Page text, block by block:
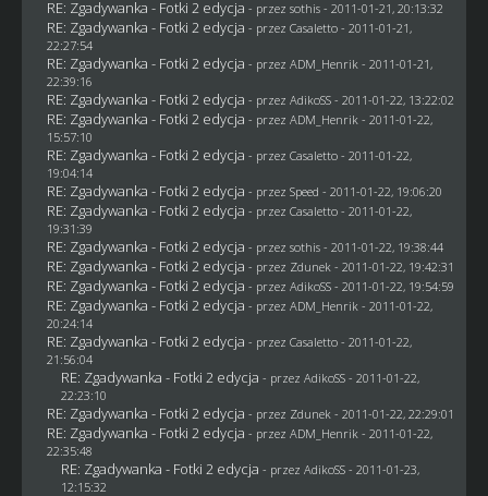
RE: Zgadywanka - Fotki 2 edycja - przez sothis- 2011-01-21, 20:13:32
RE: Zgadywanka - Fotki 2 edycja - przez Casaletto- 2011-01-21,
22:27:54
RE: Zgadywanka - Fotki 2 edycja - przez ADM_Henrik - 2011-01-21,
22:39:16
RE: Zgadywanka - Fotki 2 edycja - przez AdikoSS - 2011-01-22, 13:22:02
RE: Zgadywanka - Fotki 2 edycja - przez ADM_Henrik - 2011-01-22,
15:57:10
RE: Zgadywanka - Fotki 2 edycja - przez Casaletto- 2011-01-22,
19:04:14
RE: Zgadywanka - Fotki 2 edycja - przez Speed - 2011-01-22, 19:06:20
RE: Zgadywanka - Fotki 2 edycja - przez Casaletto- 2011-01-22,
19:31:39
RE: Zgadywanka - Fotki 2 edycja - przez sothis- 2011-01-22, 19:38:44
RE: Zgadywanka - Fotki 2 edycja - przez Zdunek - 2011-01-22, 19:42:31
RE: Zgadywanka - Fotki 2 edycja - przez AdikoSS - 2011-01-22, 19:54:59
RE: Zgadywanka - Fotki 2 edycja - przez ADM_Henrik - 2011-01-22,
20:24:14
RE: Zgadywanka - Fotki 2 edycja - przez Casaletto- 2011-01-22,
21:56:04
RE: Zgadywanka - Fotki 2 edycja - przez AdikoSS - 2011-01-22,
22:23:10
RE: Zgadywanka - Fotki 2 edycja - przez Zdunek - 2011-01-22, 22:29:01
RE: Zgadywanka - Fotki 2 edycja - przez ADM_Henrik - 2011-01-22,
22:35:48
RE: Zgadywanka - Fotki 2 edycja - przez AdikoSS - 2011-01-23,
12:15:32